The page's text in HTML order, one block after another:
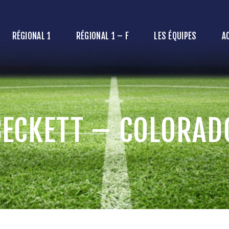
RÉGIONAL 1 RÉGIONAL 1 – F LES ÉQUIPES
–
RÉGIONAL 1 – F
ÉQUIPES
CLUB
/ CONTACT